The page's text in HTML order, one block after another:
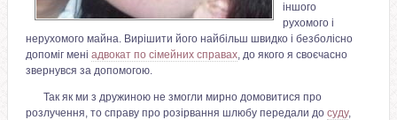
іншого
рухомого і
нерухомого майна. Вирішити його найбільш швидко і безболісно
допоміг мені адвокат по сімейних справах, до якого я своєчасно
звернувся за допомогою.
Так як ми з дружиною не змогли мирно домовитися про
розлучення, то справу про розірвання шлюбу передали до суду,